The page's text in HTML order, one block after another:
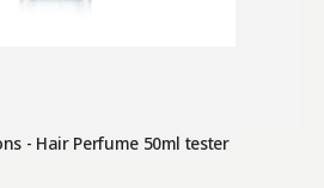
- Hair Perfume 50ml tester